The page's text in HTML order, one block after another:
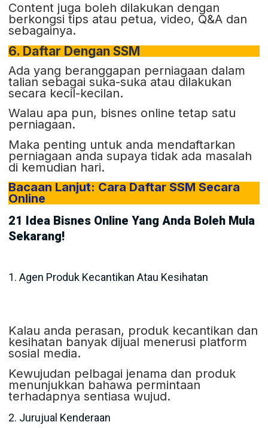
Content juga boleh dilakukan dengan
berkongsi tips atau petua, video, Q&A dan
sebagainya.
6. Daftar Dengan SSM
Ada yang beranggapan perniagaan dalam
talian sebagai suka-suka atau dilakukan
secara kecil-kecilan.
Walau apa pun, bisnes online tetap satu
perniagaan.
Maka penting untuk anda mendaftarkan
perniagaan anda supaya tidak ada masalah
di kemudian hari.
Bacaan Lanjut: Cara Daftar SSM Secara
Online
21 Idea Bisnes Online Yang Anda Boleh Mula
Sekarang!
1. Agen Produk Kecantikan Atau Kesihatan
Kalau anda perasan, produk kecantikan dan
kesihatan banyak dijual menerusi platform
sosial media.
Kewujudan pelbagai jenama dan produk
menunjukkan bahawa permintaan
terhadapnya sentiasa wujud.
2. Jurujual Kenderaan